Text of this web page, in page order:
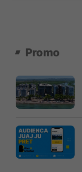
Promo